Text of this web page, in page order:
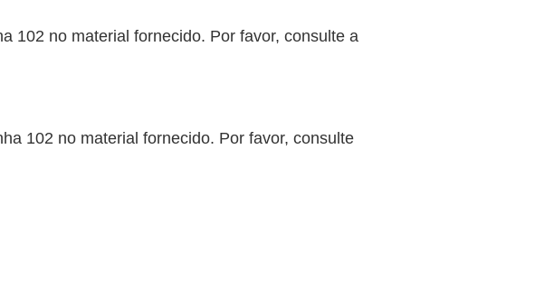
102 no material fornecido. Por favor, consulte a
102 no material fornecido. Por favor, consulte